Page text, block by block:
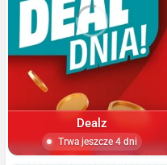
Dealz
Trwa jeszcze 4 dni